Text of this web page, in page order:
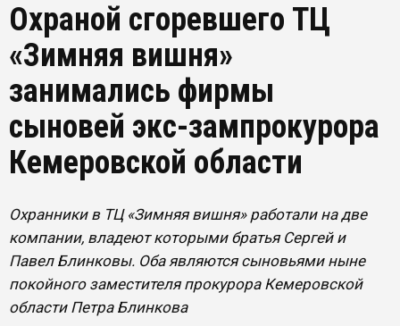
Охраной сгоревшего ТЦ
«Зимняя вишня»
занимались фирмы
сыновей экс-зампрокурора
Кемеровской области
Охранники в ТЦ «Зимняя вишня» работали на две
компании, владеют которыми братья Сергей и
Павел Блинковы. Оба являются сыновьями ныне
покойного заместителя прокурора Кемеровской
области Петра Блинкова